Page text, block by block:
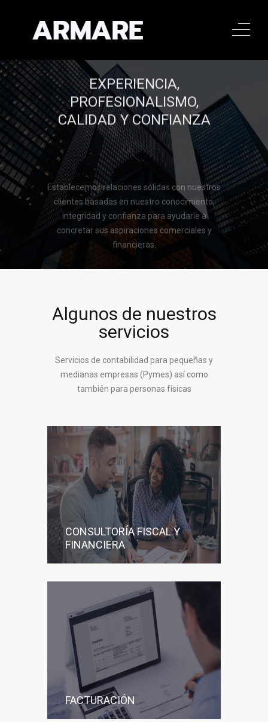
Llamar al 322 779 9188
CONTACTAR
EXPERIENCIA,
PROFESIONALISMO,
CALIDAD Y CONFIANZA
Establecemos relaciones sólidas con nuestros
clientes basadas en nuestro conocimiento,
integridad y confianza para ayudarle a
concretar sus aspiraciones comerciales y
financieras.
Llamar al 322 779 9188
CONTACTAR
Algunos de nuestros
servicios
Servicios de contabilidad para pequeñas y
medianas empresas (Pymes) así como
también para personas físicas
CONSULTORÍA FISCAL Y
FINANCIERA
FACTURACIÓN